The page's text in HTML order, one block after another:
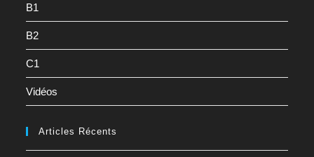
B1
B2
C1
Vidéos
Articles Récents